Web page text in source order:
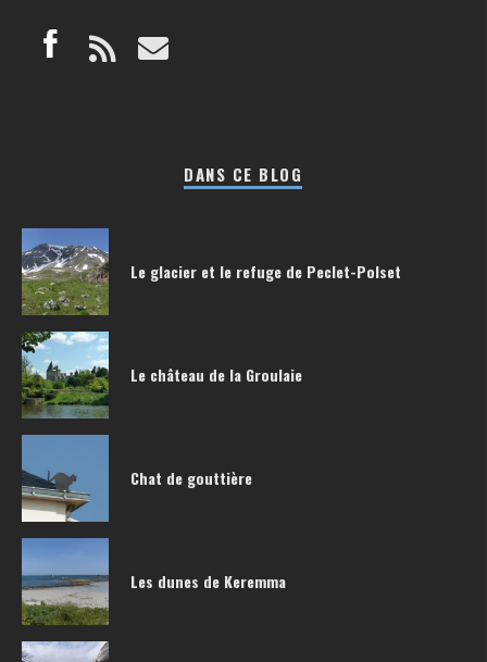
DANS CE BLOG
Le glacier et le refuge de Peclet-Polset
Le château de la Groulaie
Chat de gouttière
Les dunes de Keremma